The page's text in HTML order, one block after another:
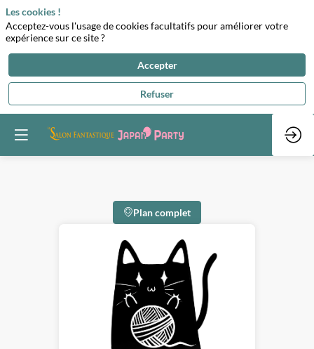
Plan complet
Les cookies !
Acceptez-vous l'usage de cookies facultatifs pour améliorer votre
expérience sur ce site ?
Accepter
Refuser